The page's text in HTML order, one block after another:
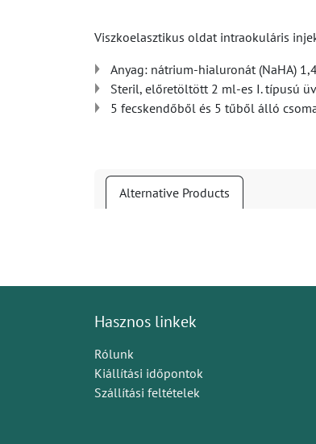
Viszkoelasztikus oldat intraokuláris
Anyag: nátrium-hialuronát (NaHA)
Steril, előretöltött 2 ml-es I. típusú
5 fecskendőből és 5 tűből álló
Alternative Products
Hasznos linkek
Rólunk
Kiállítási időpontok
Szállítási feltételek